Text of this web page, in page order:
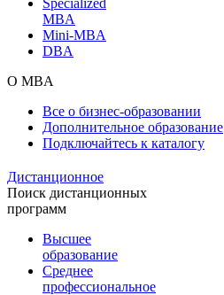
MBA
Mini-MBA
DBA
О MBA
Все о бизнес-образовании
Дополнительное образование
Подключайтесь к каталогу
Дистанционное
Поиск дистанционных
программ
Высшее
образование
Среднее
профессиональное